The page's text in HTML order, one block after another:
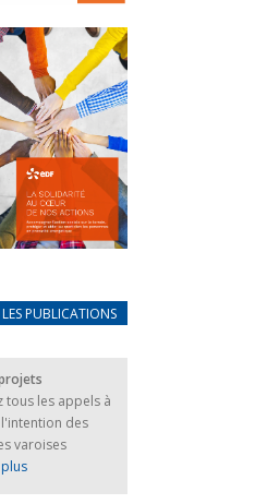
conflits
septembre 2023
coeur de
actions
PUBLICATIONS
tous les appels à
des
varoises